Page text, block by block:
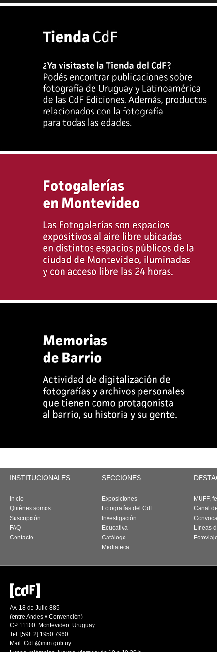
INSTITUCIONALES SECCIONES
Inicio
Quiénes somos
Suscripción
FAQ
Contacto
Exposiciones
Fotografías del CdF
Investigación
Educativa
Catálogo
Mediateca
MUFF,
Canal
Líneas
Av. 18 de Julio 885
(entre Andes y Convención)
CP 11100. Montevideo. Uruguay
Tel: [598 2] 1950 7960
Mail: CdF@imm.gub.uy